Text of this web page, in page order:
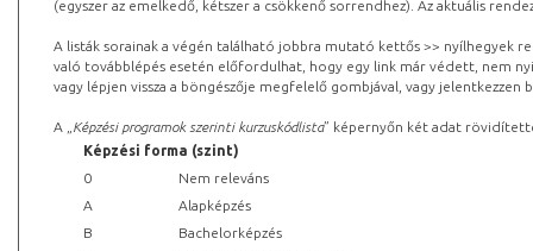
(egyszer az emelkedő, kétszer a csökkenő sorrendhez). Az aktuális
A listák sorainak a végén található jobbra mutató kettős >> nyílhegyek
való továbblépés esetén előfordulhat, hogy egy link már védett, nem
vagy lépjen vissza a böngészője megfelelő gombjával, vagy
A „ Képzési programok szerinti kurzuskódlista” képernyőn két adat
Képzési forma (szint)
0
Nem releváns
A
Alapképzés
B
Bachelorképzés